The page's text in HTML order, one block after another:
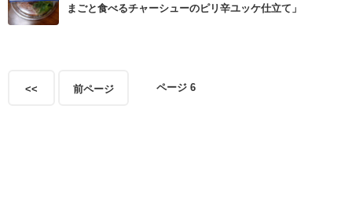
まごと食べるチャーシューのピリ辛ユッケ仕立て」
ページ 6
<< 前ページ